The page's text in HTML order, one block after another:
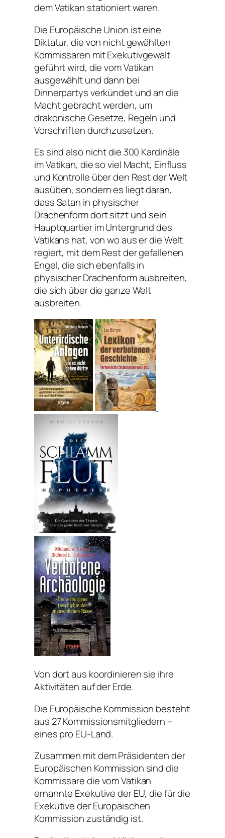
dem Vatikan stationiert waren.
Die Europäische Union ist eine
Diktatur, die von nicht gewählten
Kommissaren mit Exekutivgewalt
geführt wird, die vom Vatikan
ausgewählt und dann bei
Dinnerpartys verkündet und an die
Macht gebracht werden, um
drakonische Gesetze, Regeln und
Vorschriften durchzusetzen.
Es sind also nicht die 300 Kardinäle
im Vatikan, die so viel Macht, Einfluss
und Kontrolle über den Rest der Welt
ausüben, sondern es liegt daran,
dass Satan in physischer
Drachenform dort sitzt und sein
Hauptquartier im Untergrund des
Vatikans hat, von wo aus er die Welt
regiert, mit dem Rest der gefallenen
Engel, die sich ebenfalls in
physischer Drachenform ausbreiten,
die sich über die ganze Welt
ausbreiten.
Von dort aus koordinieren sie ihre
Aktivitäten auf der Erde.
Die Europäische Kommission besteht
aus 27 Kommissionsmitgliedern –
eines pro EU-Land.
Zusammen mit dem Präsidenten der
Europäischen Kommission sind die
Kommissare die vom Vatikan
ernannte Exekutive der EU, die für die
Exekutive der Europäischen
Kommission zuständig ist.